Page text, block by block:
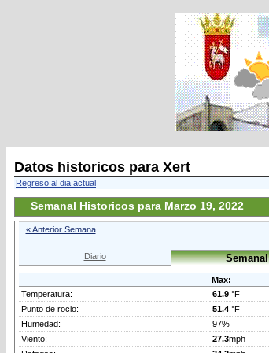
Datos historicos para Xert
Regreso al dia actual
Semanal Historicos para Marzo 19, 2022
« Anterior Semana
Diario Semanal
Max:
Temperatura:
61.9 °F
Punto de rocio:
51.4 °F
Humedad:
97%
Viento:
27.3mph